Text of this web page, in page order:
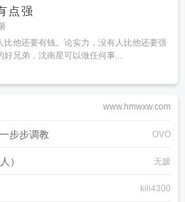
点强
比他还要有钱。论实力，没有人比他还要强
好兄弟，沈南星可以做任何事...
www.hmwxw.com
步步调教 OVO
） 无媛
kill4300